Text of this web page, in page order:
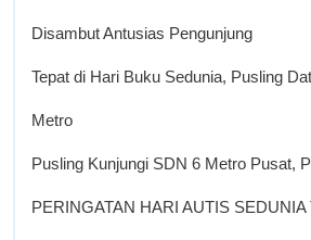
Disambut Antusias Pengunjung
Tepat di Hari Buku Sedunia, Pusling
Metro
Pusling Kunjungi SDN 6 Metro Pusat,
PERINGATAN HARI AUTIS SEDUNIA